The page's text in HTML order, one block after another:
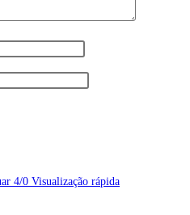
Visualização rápida